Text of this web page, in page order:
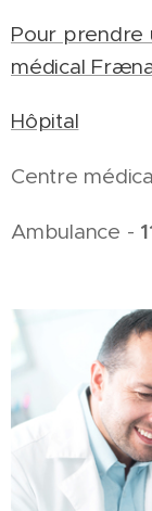
Pour prendre
médical
Hôpital
Centre
Ambulance -